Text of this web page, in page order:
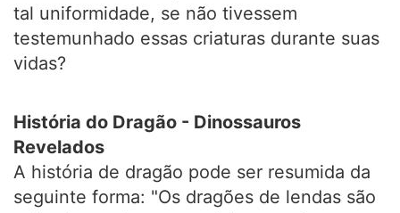
tal uniformidade, se não tivessem
testemunhado essas criaturas durante suas
vidas?
História do Dragão - Dinossauros
Revelados
A história de dragão pode ser resumida da
seguinte forma: "Os dragões de lendas são